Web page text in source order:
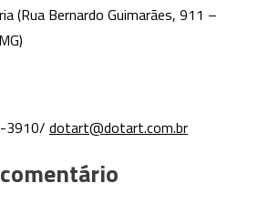
(Rua Bernardo Guimarães, 911 –
3910/ dotart@dotart.com.br